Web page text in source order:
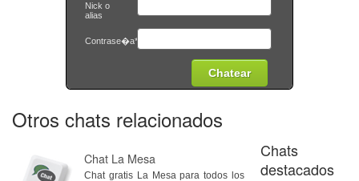
Nick o
alias
Contrase�a*
Otros chats relacionados
Chat La Mesa
Chat gratis La Mesa para todos los
Chats
destacados